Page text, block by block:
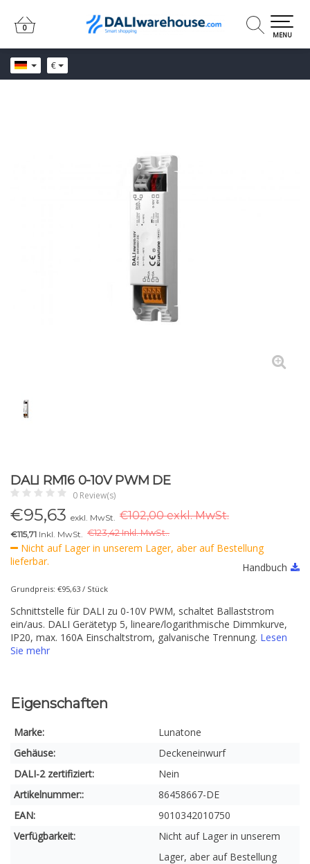
€
0
0
MENU
DALI RM16 0-10V PWM DE
0 Review(s)
€95,63 exkl. MwSt. €102,00 exkl. MwSt.
€115,71 Inkl. MwSt. €123,42 Inkl. MwSt..
Nicht auf Lager in unserem Lager, aber auf Bestellung
lieferbar.
Handbuch
Grundpreis: €95,63 / Stück
Schnittstelle für DALI zu 0-10V PWM, schaltet Ballaststrom
ein/aus. DALI Gerätetyp 5, lineare/logarithmische Dimmkurve,
IP20, max. 160A Einschaltstrom, galvanische Trennung. Lesen
Sie mehr
Eigenschaften
Marke:
Lunatone
Gehäuse:
Deckeneinwurf
DALI-2 zertifiziert:
Nein
Artikelnummer::
86458667-DE
EAN:
9010342010750
Verfügbarkeit:
Nicht auf Lager in unserem
Lager, aber auf Bestellung